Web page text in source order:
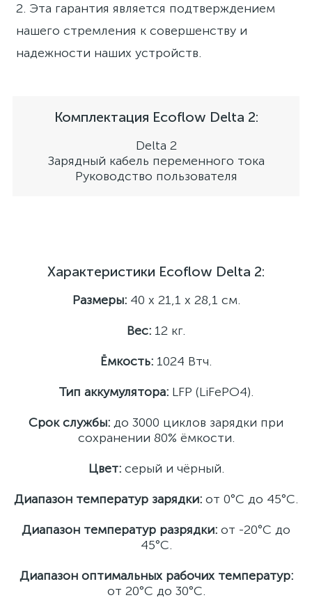
2. Эта гарантия является подтверждением
нашего стремления к совершенству и
надежности наших устройств.
Комплектация Ecoflow Delta 2:
Delta 2
Зарядный кабель переменного тока
Руководство пользователя
Характеристики Ecoflow Delta 2:
Размеры:40 x 21,1 x 28,1 см.
Вес: 12 кг.
Ёмкость: 1024 Втч.
Тип аккумулятора: LFP (LiFePO4).
Срок службы: до 3000 циклов зарядки при
сохранении 80% ёмкости.
Цвет:серый и чёрный.
Диапазон температур зарядки: от 0°C до 45°C.
Диапазон температур разрядки: от -20°C до
45°C.
Диапазон оптимальных рабочих температур:
от 20°C до 30°C.